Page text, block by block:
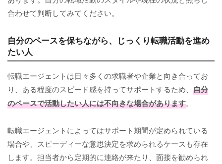
合わせて判断してみてください。
自分のペースを保ちながら、じっくり転職活動を進め
たい人
転職エージェントは日々多くの求職者や企業と向き合ってお
り、ある程度のスピード感を持ってサポートするため、 自分
のペースで活動したい人には不向きな場合があります。
転職エージェントによってはサポート期間が定められている
場合や、スピーディーな意思決定を求められるケースも存在
します。担当者から定期的に連絡が来たり、面接を勧められ